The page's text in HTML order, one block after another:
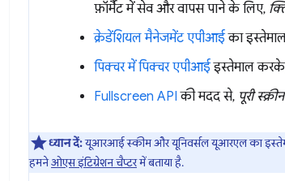
फ़ॉर्मैट में सेव और वापस पाने के लिए,
क्रेडेंशियल मैनेजमेंट एपीआईका
पिक्चर में पिक्चर एपीआईइस्तेमाल
Fullscreen API की मदद से, पूरी
ध्यान दें:यूआरआई स्कीम और यूनिवर्सल यूआरएल का
हमनेओएस इंटिग्रेशन चैप्टरमें बताया है.